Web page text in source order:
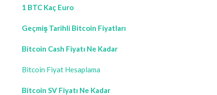
1 BTC Kaç Euro
Geçmiş Tarihli Bitcoin Fiyatları
Bitcoin Cash Fiyatı Ne Kadar
Bitcoin Fiyat Hesaplama
Bitcoin SV Fiyatı Ne Kadar